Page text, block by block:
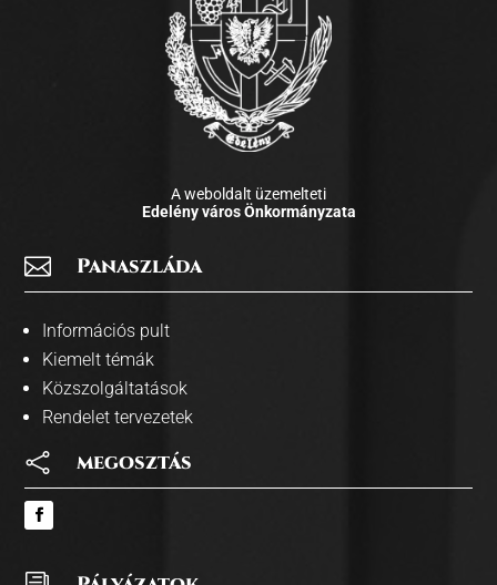
A weboldalt üzemelteti
Edelény város Önkormányzata
 Panaszláda
Információs pult
Kiemelt témák
Közszolgáltatások
Rendelet tervezetek
 megosztás